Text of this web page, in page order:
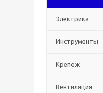
Электрика
Инструменты
Крепёж
Вентиляция